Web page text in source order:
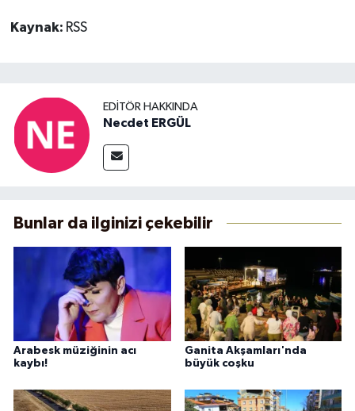
Kaynak: RSS
EDITÖR HAKKINDA
Necdet ERGÜL
Bunlar da ilginizi çekebilir
Arabesk müziğinin acı
kaybı!
Ganita Akşamları'nda
büyük coşku